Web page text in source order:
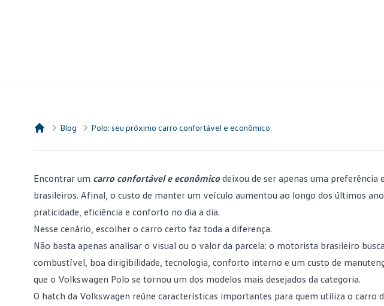
Blog Polo: seu próximo carro confortável e econômico
Encontrar um carro confortável e econômicodeixou de ser apenas uma preferência
brasileiros. Afinal, o custo de manter um veículo aumentou ao longo dos últimos
praticidade, eficiência e conforto no dia a dia.
Nesse cenário, escolher o carro certo faz toda a diferença.
Não basta apenas analisar o visual ou o valor da parcela: o motorista brasileiro
combustível, boa dirigibilidade, tecnologia, conforto interno e um custo de
que o Volkswagen Polo se tornou um dos modelos mais desejados da categoria.
O hatch da Volkswagen reúne características importantes para quem utiliza o carro